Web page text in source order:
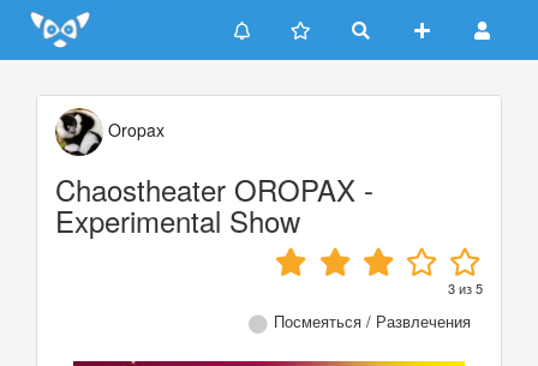
Update cookies preferences
Oropax
Chaostheater OROPAX -
Experimental Show
3из5
Посмеяться / Развлечения